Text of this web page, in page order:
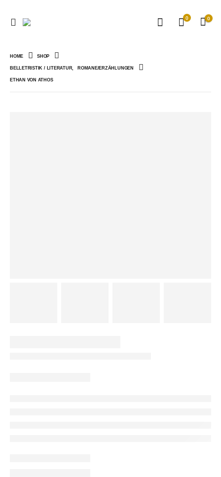
0 0
HOME SHOP
BELLETRISTIK / LITERATUR, ROMANE/ERZÄHLUNGEN
ETHAN VON ATHOS